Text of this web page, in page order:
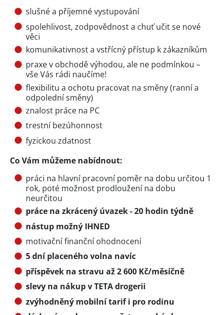
slušné a příjemné vystupování
spolehlivost, zodpovědnost a chuť učit se nové
věci
komunikativnost a vstřícný přístup k zákazníkům
praxe v obchodě výhodou, ale ne podmínkou –
vše Vás rádi naučíme!
flexibilitu a ochotu pracovat na směny (ranní a
odpolední směny)
znalost práce na PC
trestní bezúhonnost
fyzickou zdatnost
Co Vám můžeme nabídnout:
práci na hlavní pracovní poměr na dobu určitou 1
rok, poté možnost prodloužení na dobu
neurčitou
práce na zkrácený úvazek - 20 hodin týdně
nástup možný IHNED
motivační finanční ohodnocení
5 dní placeného volna navíc
příspěvek na stravu až 2 600 Kč/měsíčně
slevy na nákup v TETA drogerii
zvýhodněný mobilní tarif i pro rodinu